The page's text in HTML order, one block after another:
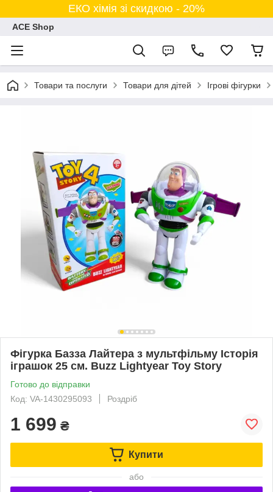
ЕКО хімія зі скидкою - 20%
ACE Shop
Товари та послуги Товари для дітей Ігрові фігурки
Фігурка Базза Лайтера з мультфільму Історія
іграшок 25 см. Buzz Lightyear Toy Story
Готово до відправки
Код: VA-1430295093
Роздріб
1 699 ₴
Купити
або